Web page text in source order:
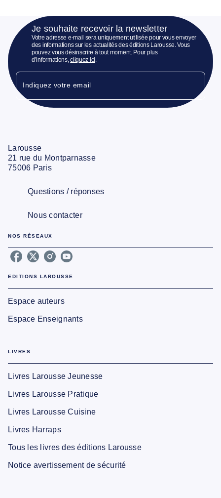
Je souhaite recevoir la newsletter
Votre adresse e-mail sera uniquement utilisée pour vous envoyer
des informations sur les actualités des éditions Larousse. Vous
pouvez vous désinscrire à tout moment. Pour plus
d’informations,cliquez ici
Indiquez votre email
Larousse
21 rue du Montparnasse
75006 Paris
Questions / réponses
Nous contacter
NOS RÉSEAUX
EDITIONS LAROUSSE
Espace auteurs
Espace Enseignants
LIVRES
Livres Larousse Jeunesse
Livres Larousse Pratique
Livres Larousse Cuisine
Livres Harraps
Tous les livres des éditions Larousse
Notice avertissement de sécurité